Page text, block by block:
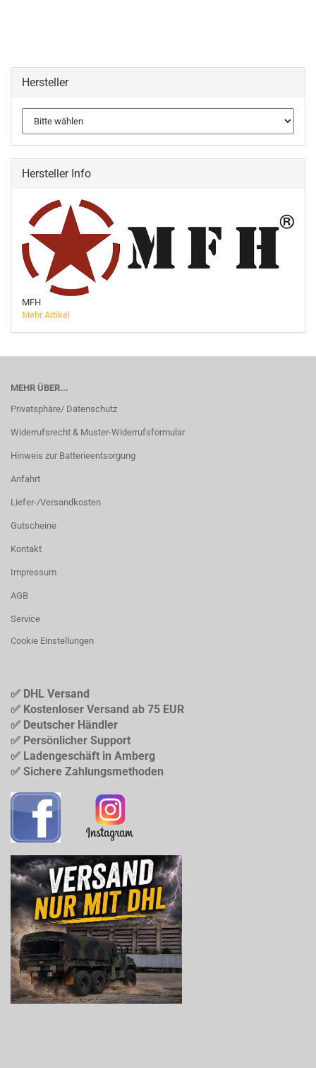
Hersteller
Hersteller Info
MFH
Mehr Artikel
MEHR ÜBER...
Privatsphäre/ Datenschutz
Widerrufsrecht & Muster-Widerrufsformular
Hinweis zur Batterieentsorgung
Anfahrt
Liefer-/Versandkosten
Gutscheine
Kontakt
Impressum
AGB
Service
Cookie Einstellungen
✅ DHL Versand
✅ Kostenloser Versand ab 75 EUR
✅ Deutscher Händler
✅ Persönlicher Support
✅ Ladengeschäft in Amberg
✅ Sichere Zahlungsmethoden